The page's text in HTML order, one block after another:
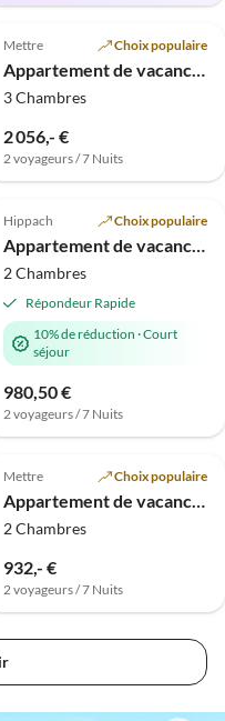
Annonce
Mettre Choix populaire
Appartement de vacances Neuhüttn - Appartements Sonnseitn
3 Chambres
2 056,- €
2 voyageurs / 7 Nuits
Annonce
Hippach Choix populaire
Appartement de vacances Kristall Sommer
2 Chambres
Répondeur Rapide
10% de réduction ·Court
séjour
980,50 €
2 voyageurs / 7 Nuits
Annonce
Mettre Choix populaire
Appartement de vacances Radaun - Appartements Sonnseitn
2 Chambres
932,- €
2 voyageurs / 7 Nuits